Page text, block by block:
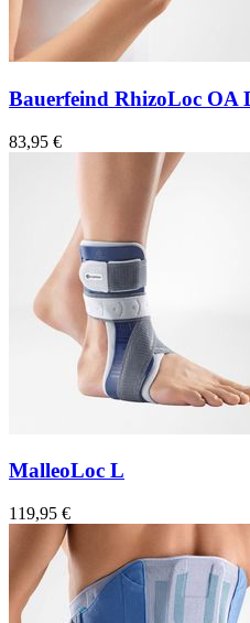
Bauerfeind RhizoLoc OA
83,95 €
MalleoLoc L
119,95 €